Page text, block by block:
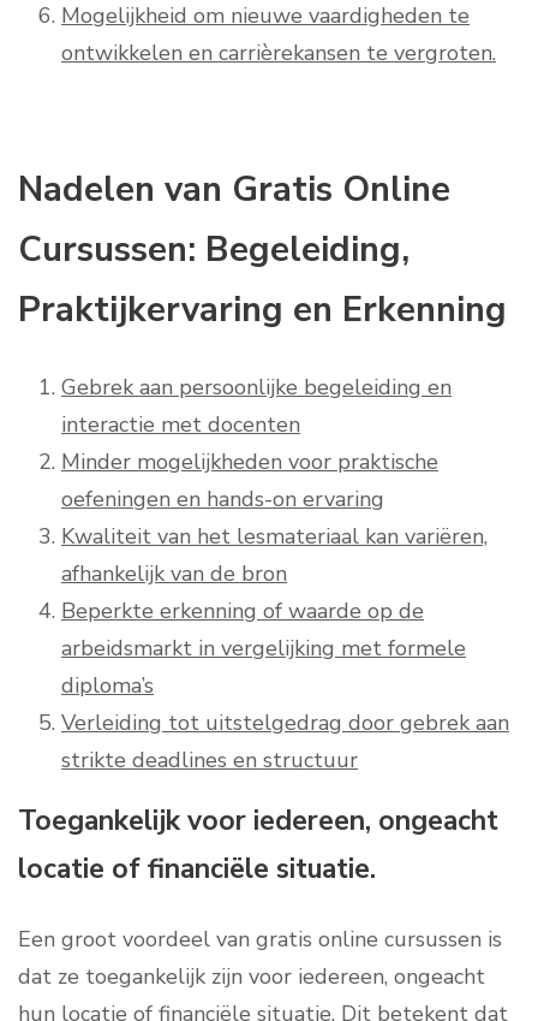
Mogelijkheid om nieuwe vaardigheden te
ontwikkelen en carrièrekansen te vergroten.
Nadelen van Gratis Online
Cursussen: Begeleiding,
Praktijkervaring en Erkenning
Gebrek aan persoonlijke begeleiding en
interactie met docenten
Minder mogelijkheden voor praktische
oefeningen en hands-on ervaring
Kwaliteit van het lesmateriaal kan variëren,
afhankelijk van de bron
Beperkte erkenning of waarde op de
arbeidsmarkt in vergelijking met formele
diploma’s
Verleiding tot uitstelgedrag door gebrek aan
strikte deadlines en structuur
Toegankelijk voor iedereen, ongeacht
locatie of financiële situatie.
Een groot voordeel van gratis online cursussen is
dat ze toegankelijk zijn voor iedereen, ongeacht
hun locatie of financiële situatie. Dit betekent dat